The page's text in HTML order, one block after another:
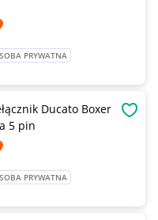
PRYWATNA
Ducato Boxer
5 pin
PRYWATNA